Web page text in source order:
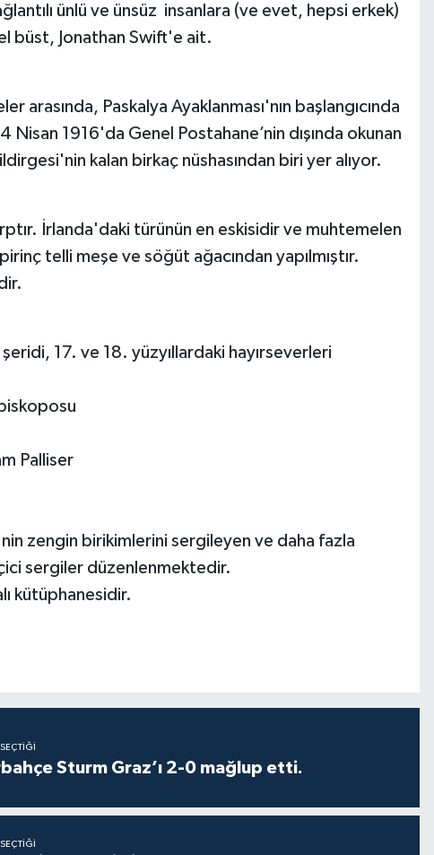
ünlü ve ünsüz insanlara (ve evet, hepsi erkek)
büst, Jonathan Swift'e ait.
arasında, Paskalya Ayaklanması'nın başlangıcında
Nisan 1916'da Genel Postahane’nin dışında okunan
kalan birkaç nüshasından biri yer alıyor.
İrlanda'daki türünün en eskisidir ve muhtemelen
telli meşe ve söğüt ağacından yapılmıştır.
şeridi, 17. ve 18. yüzyıllardaki hayırseverleri
Palliser
zengin birikimlerini sergileyen ve daha fazla
sergiler düzenlenmektedir.
kütüphanesidir.
Sturm Graz’ı 2-0 mağlup etti.